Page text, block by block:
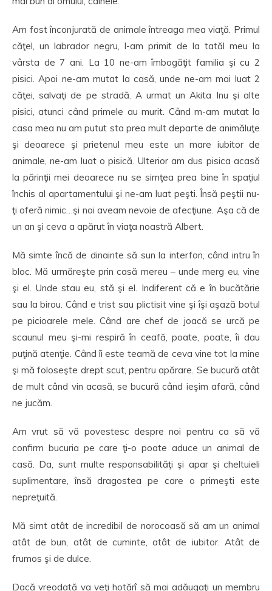
Am fost înconjurată de animale întreaga mea viaţă. Primul
căţel, un labrador negru, l-am primit de la tatăl meu la
vârsta de 7 ani. La 10 ne-am îmbogăţit familia şi cu 2
pisici. Apoi ne-am mutat la casă, unde ne-am mai luat 2
căţei, salvaţi de pe stradă. A urmat un Akita Inu şi alte
pisici, atunci când primele au murit. Când m-am mutat la
casa mea nu am putut sta prea mult departe de animăluţe
şi deoarece şi prietenul meu este un mare iubitor de
animale, ne-am luat o pisică. Ulterior am dus pisica acasă
la părinţii mei deoarece nu se simţea prea bine în spaţiul
închis al apartamentului şi ne-am luat peşti. Însă peştii nu-
ţi oferă nimic…şi noi aveam nevoie de afecţiune. Aşa că de
un an şi ceva a apărut în viaţa noastră Albert.
Mă simte încă de dinainte să sun la interfon, când intru în
bloc. Mă urmăreşte prin casă mereu – unde merg eu, vine
şi el. Unde stau eu, stă şi el. Indiferent că e în bucătărie
sau la birou. Când e trist sau plictisit vine şi îşi aşază botul
pe picioarele mele. Când are chef de joacă se urcă pe
scaunul meu şi-mi respiră în ceafă, poate, poate, îi dau
puţină atenţie. Când îi este teamă de ceva vine tot la mine
şi mă foloseşte drept scut, pentru apărare. Se bucură atât
de mult când vin acasă, se bucură când ieşim afară, când
ne jucăm.
Am vrut să vă povestesc despre noi pentru ca să vă
confirm bucuria pe care ţi-o poate aduce un animal de
casă. Da, sunt multe responsabilităţi şi apar şi cheltuieli
suplimentare, însă dragostea pe care o primeşti este
nepreţuită.
Mă simt atât de incredibil de norocoasă să am un animal
atât de bun, atât de cuminte, atât de iubitor. Atât de
frumos şi de dulce.
Dacă vreodată va veţi hotărî să mai adăugaţi un membru